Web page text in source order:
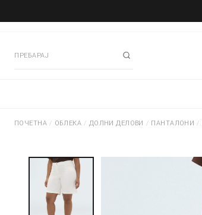
ПОЧЕТНА / ОБЛЕКА / ДОЛНИ ДЕЛОВИ / ПАНТАЛОНИ /